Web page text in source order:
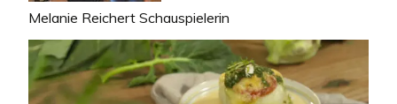
Melanie Reichert Schauspielerin